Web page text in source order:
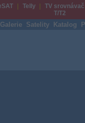
Telly
TV srovnávač
T/T2
Galerie Satelity Katalog